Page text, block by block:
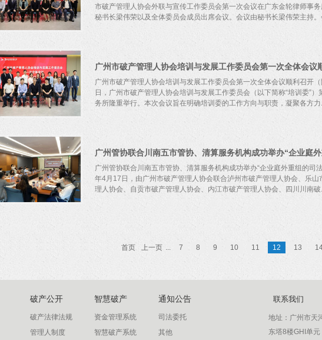
务能力，积极响应国家粤港澳大湾区发展战略支持大湾区重整中心建设
目标：举办一次跨境重整论坛；向中心全体成员征集涉外破产案例，并评
霞：武汉大学法学博士，美国耶鲁大学法学博士，中国人民大学法学院吴
长、中国国际经济法学会副会长，北京市破产管理人协会副会长。专家顾
学博士，中南财经政法大学法与经济学院副院长、教授、湖北省法学会
家顾问赵景琛：英国曼彻斯特大学法学博士，广东财经大学法学院特聘教
市破产管理人协会外联与宣传工作委员会第一次会议在广东金轮律师事务
秘书长梁伟荣以及全体委员会成员出席会议。会议由秘书长梁伟荣主持。
会、其他行业协会以及各领域专业人士的沟通、交流活动，有效构建多方
成立为契机，加大协会及破产领域宣传力度，优化宣传方式及内容，提升
树立协会与广州地区管理人优质形象，从而推动行业更快更好、积极向
体委员介绍成立外联与宣传工作委员会的初心与职能规划。她表示，外联
外联与宣传工作委员会领导班子选任结果正式出炉。至此，外联与宣传
相信在理事会的支持下、在委员会全体委员的共同努力下，定能高效推
放的姿态、更优质的形象。广州市破产管理人协会外联与宣传工作委员
名单有异议的，请于5月6日24时前向广州市破产管理人协会提出。联系
广州市破产管理人协会培训与发展工作委员会第一次全体会议
广州市破产管理人协会培训与发展工作委员会第一次全体会议顺利召开
日，广州市破产管理人协会培训与发展工作委员会（以下简称“培训委”
务所隆重举行。本次会议旨在明确培训委的工作方向与职责，凝聚各方力
副秘书长郭汉斌及全体委员出席本次会议，共同为广州市破产管理人协
图。锚定方向，激发活力会议伊始，广州市破产管理人协会会长郑飞虎
会发展的重要里程碑，标志着在人才培养与行业进步方面迈出了坚实一
面孔，青年管理人参与度较低，这凸显了培训委在吸引青年管理人方面的
望培训委精心打造具有全国影响力的论坛，高质量举办破产法大讲堂，
会员在理论研究与实务操作层面迈向更高水平。此外苏会长提出，通过
广州管协联合川南五市管协、清算服务机构成功举办“企业庭外重组的司
年4月17日，由广州市破产管理人协会联合泸州市破产管理人协会、乐
理人协会、自贡市破产管理人协会、内江市破产管理人协会、四川川南破
产管理人协会郑飞虎会长以及肖小俊、苏文卿、曾利霞副会长，王巍、
破产管理人协会会长、四川川南破产清算事务服务中心负责人李东会长
秘书朱孟秋以及广州市破产管理人协会会员代表共计三十余人共同参加活
为本次沙龙的分享嘉宾，本次沙龙由广州市破产管理人协会理事谢然主
领导致辞。广州市破产管理人协会肖小俊副会长致辞，肖会长首先代表广
协、清算服务机构和各位嘉宾来穗交流，其后肖会长就广州管协的组织成
首页 上一页 ... 7 8 9 10 11 12 13
破产公开
破产法律法规
管理人制度
智慧破产
资金管理系统
智慧破产系统
通知公告
司法委托
其他
联系我们
地址： 广州市天
东塔8楼GHI单元